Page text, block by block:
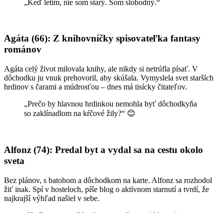
„Keď letím, nie som starý. Som slobodný.“
Agáta (66): Z knihovníčky spisovateľka fantasy
románov
Agáta celý život milovala knihy, ale nikdy si netrúfla písať. V
dôchodku ju vnuk prehovoril, aby skúšala. Vymyslela svet starších
hrdinov s čarami a múdrosťou – dnes má tisícky čitateľov.
„Prečo by hlavnou hrdinkou nemohla byť dôchodkyňa
so zaklínadlom na kŕčové žily?“ 😊
Alfonz (74): Predal byt a vydal sa na cestu okolo
sveta
Bez plánov, s batohom a dôchodkom na karte. Alfonz sa rozhodol
žiť inak. Spí v hosteloch, píše blog o aktívnom starnutí a tvrdí, že
najkrajší výhľad našiel v sebe.